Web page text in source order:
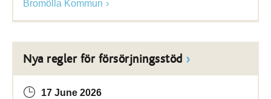
Bromölla Kommun
Nya regler för försörjningsstöd
17 June 2026